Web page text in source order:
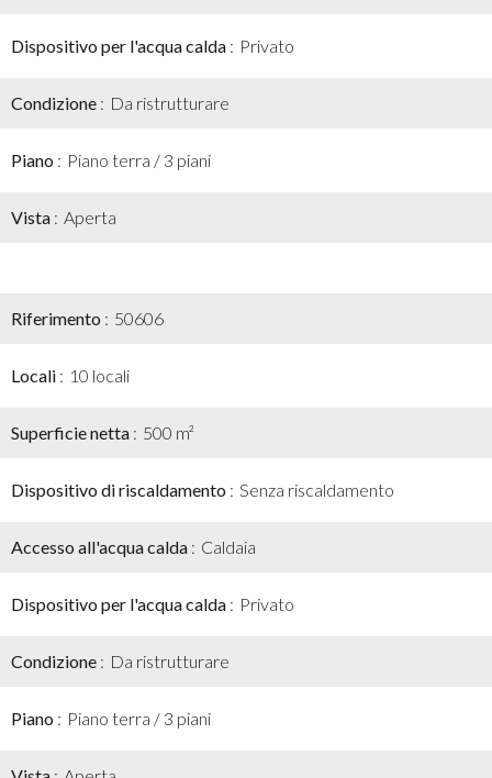
Dispositivo per l'acqua calda Privato
Condizione Da ristrutturare
Piano Piano terra / 3 piani
Vista Aperta
Riferimento 50606
Locali 10 locali
Superficie netta 500 m²
Dispositivo di riscaldamento Senza riscaldamento
Accesso all'acqua calda Caldaia
Dispositivo per l'acqua calda Privato
Condizione Da ristrutturare
Piano Piano terra / 3 piani